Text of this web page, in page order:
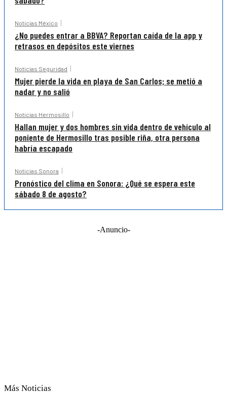
Noticias México
¿No puedes entrar a BBVA? Reportan caída de la app y
retrasos en depósitos este viernes
Noticias Seguridad
Mujer pierde la vida en playa de San Carlos; se metió a
nadar y no salió
Noticias Hermosillo
Hallan mujer y dos hombres sin vida dentro de vehículo al
poniente de Hermosillo tras posible riña, otra persona
habría escapado
Noticias Sonora
Pronóstico del clima en Sonora: ¿Qué se espera este
sábado 8 de agosto?
-Anuncio-
Más Noticias